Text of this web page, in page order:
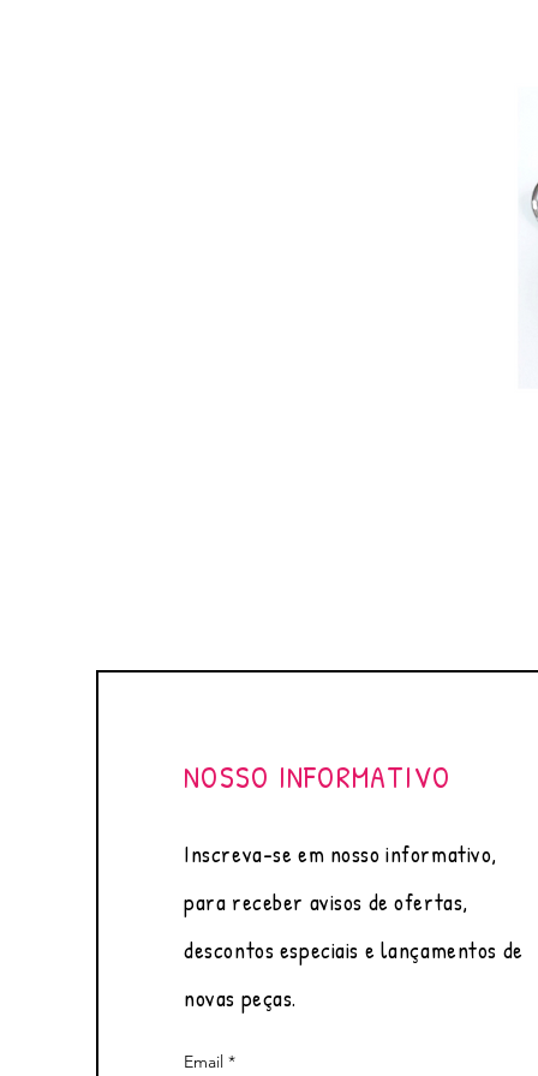
NOSSO INFORMATIVO
Inscreva-se em nosso informativo,
para receber avisos de ofertas,
descontos especiais e lançamentos de
novas peças.
Email